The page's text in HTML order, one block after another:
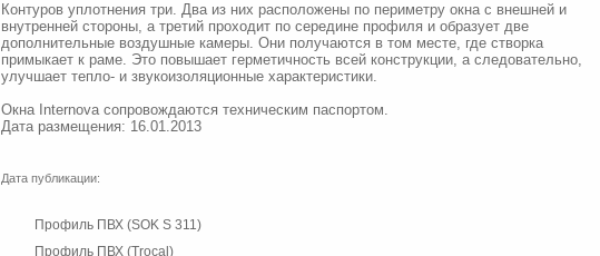
Контуров уплотнения три. Два из них расположены по периметру окна с внешней и
внутренней стороны, а третий проходит по середине профиля и образует две
дополнительные воздушные камеры. Они получаются в том месте, где створка
примыкает к раме. Это повышает герметичность всей конструкции, а следовательно,
улучшает тепло- и звукоизоляционные характеристики.
Окна Internova сопровождаются техническим паспортом.
Дата размещения: 16.01.2013
Дата публикации:
Профиль ПВХ (SOK S 311)
Профиль ПВХ (Trocal)